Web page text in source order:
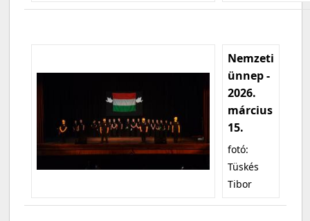
Nemzeti
ünnep -
2026.
március
15.
fotó:
Tüskés
Tibor